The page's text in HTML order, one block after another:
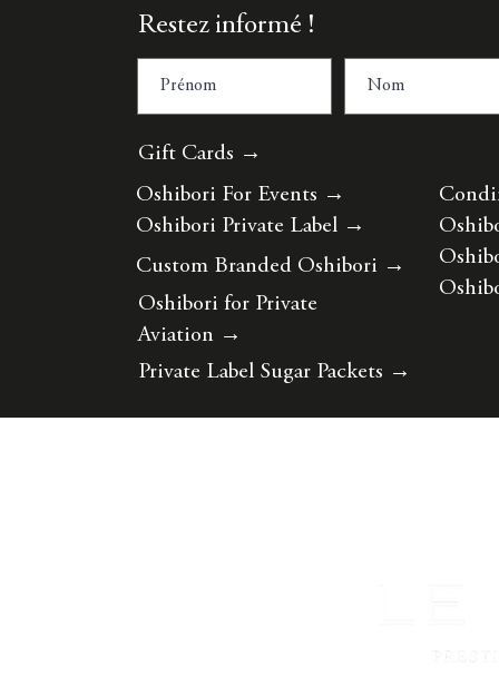
Restez informé !
Gift Cards →
Oshibori For Events →
Oshibori Private Label →
Custom Branded Oshibori →
Oshibori for Private
Aviation →
Private Label Sugar Packets →